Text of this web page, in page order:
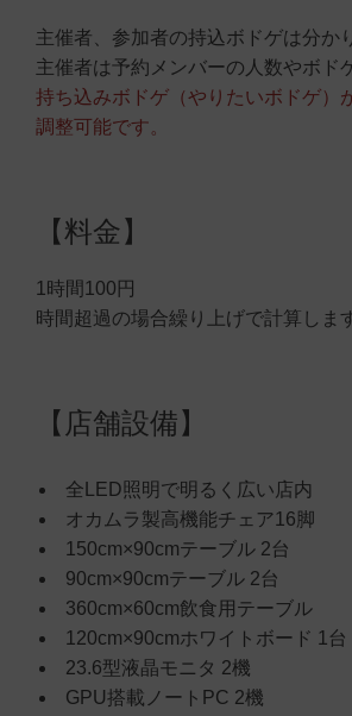
主催者、参加者の持込ボドゲは分か
主催者は予約メンバーの人数やボド
持ち込みボドゲ（やりたいボドゲ）
調整可能です。
【料金】
1時間100円
時間超過の場合繰り上げで計算しま
【店舗設備】
全LED照明で明るく広い店内
オカムラ製高機能チェア16脚
150cm×90cmテーブル 2台
90cm×90cmテーブル 2台
360cm×60cm飲食用テーブル
120cm×90cmホワイトボード 1台
23.6型液晶モニタ 2機
GPU搭載ノートPC 2機